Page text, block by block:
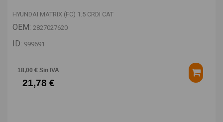
HYUNDAI MATRIX (FC) 1.5 CRDI CAT
OEM: 2827027620
ID: 999691
18,00 € Sin IVA
21,78 €